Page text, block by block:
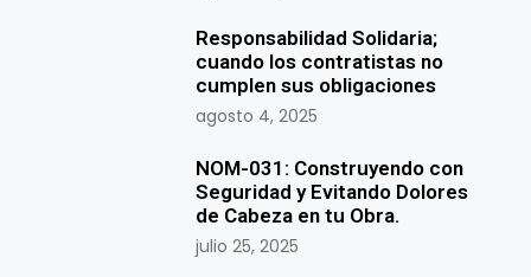
Responsabilidad Solidaria;
cuando los contratistas no
cumplen sus obligaciones
agosto 4, 2025
NOM-031: Construyendo con
Seguridad y Evitando Dolores
de Cabeza en tu Obra.
julio 25, 2025